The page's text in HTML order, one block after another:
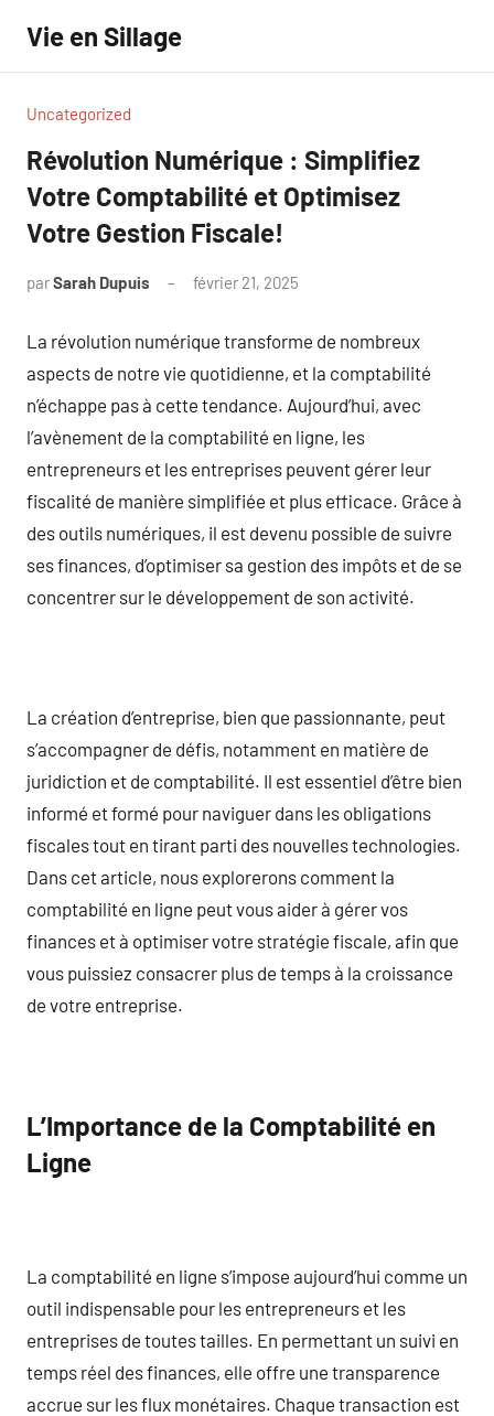
contenu
Vie en Sillage
Uncategorized
Révolution Numérique : Simplifiez
Votre Comptabilité et Optimisez
Votre Gestion Fiscale!
parSarah Dupuis février 21, 2025
La révolution numérique transforme de nombreux
aspects de notre vie quotidienne, et la comptabilité
n’échappe pas à cette tendance. Aujourd’hui, avec
l’avènement de la comptabilité en ligne, les
entrepreneurs et les entreprises peuvent gérer leur
fiscalité de manière simplifiée et plus efficace. Grâce à
des outils numériques, il est devenu possible de suivre
ses finances, d’optimiser sa gestion des impôts et de se
concentrer sur le développement de son activité.
La création d’entreprise, bien que passionnante, peut
s’accompagner de défis, notamment en matière de
juridiction et de comptabilité. Il est essentiel d’être bien
informé et formé pour naviguer dans les obligations
fiscales tout en tirant parti des nouvelles technologies.
Dans cet article, nous explorerons comment la
comptabilité en ligne peut vous aider à gérer vos
finances et à optimiser votre stratégie fiscale, afin que
vous puissiez consacrer plus de temps à la croissance
de votre entreprise.
L’Importance de la Comptabilité en
Ligne
La comptabilité en ligne s’impose aujourd’hui comme un
outil indispensable pour les entrepreneurs et les
entreprises de toutes tailles. En permettant un suivi en
temps réel des finances, elle offre une transparence
accrue sur les flux monétaires. Chaque transaction est